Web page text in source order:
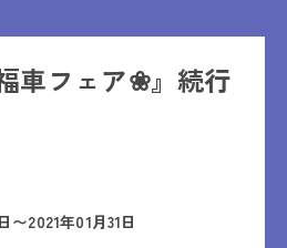
車フェア❀』続行
〜2021年01月31日